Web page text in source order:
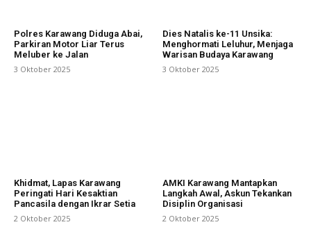
Polres Karawang Diduga Abai,
Parkiran Motor Liar Terus
Meluber ke Jalan
3 Oktober 2025
Dies Natalis ke-11 Unsika:
Menghormati Leluhur, Menjaga
Warisan Budaya Karawang
3 Oktober 2025
Khidmat, Lapas Karawang
Peringati Hari Kesaktian
Pancasila dengan Ikrar Setia
2 Oktober 2025
AMKI Karawang Mantapkan
Langkah Awal, Askun Tekankan
Disiplin Organisasi
2 Oktober 2025